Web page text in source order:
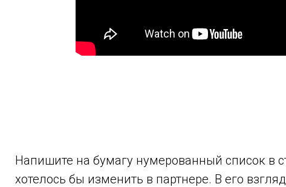
Напишите на бумагу нумерованный список в
хотелось бы изменить в партнере. В его